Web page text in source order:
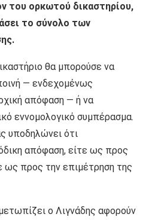
του ορκωτού δικαστηρίου,
το σύνολο των
θα μπορούσε να
— ενδεχομένως
απόφαση — ή να
εννομολογικό συμπέρασμα.
υποδηλώνει ότι
απόφαση, είτε ως προς
ως προς την επιμέτρηση της
ο Λιγνάδης αφορούν